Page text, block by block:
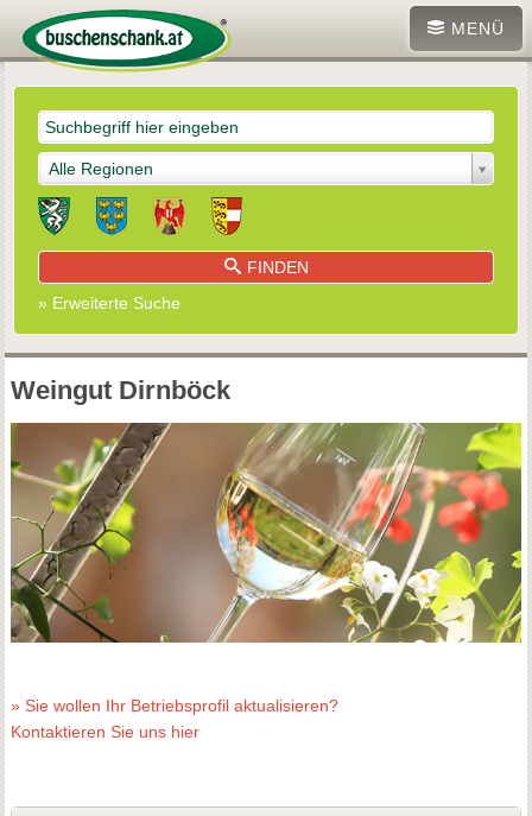
MENÜ
Alle Regionen
FINDEN
» Erweiterte Suche
Weingut Dirnböck
» Sie wollen Ihr Betriebsprofil aktualisieren?
Kontaktieren Sie uns hier